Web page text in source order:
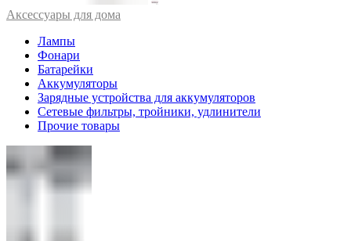
Аксессуары для дома
Лампы
Фонари
Батарейки
Аккумуляторы
Зарядные устройства для аккумуляторов
Сетевые фильтры, тройники, удлинители
Прочие товары